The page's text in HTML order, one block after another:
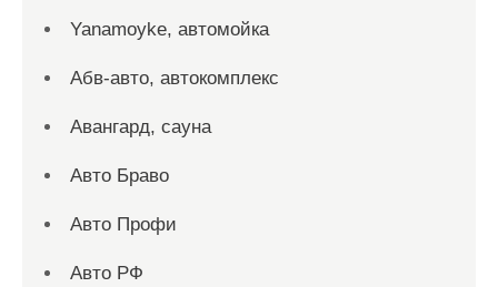
Yanamoyke, автомойка
Абв-авто, автокомплекс
Авангард, сауна
Авто Браво
Авто Профи
Авто РФ